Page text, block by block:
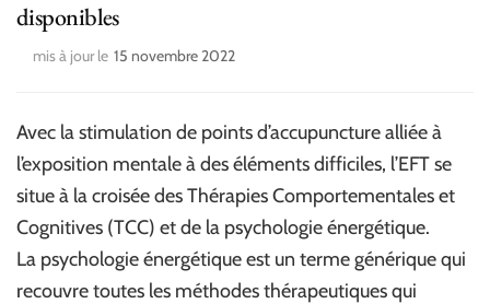
disponibles
mis à jour le 15 novembre 2022
Avec la stimulation de points d’accupuncture alliée à
l’exposition mentale à des éléments difficiles, l’EFT se
situe à la croisée des Thérapies Comportementales et
Cognitives (TCC) et de la psychologie énergétique.
La psychologie énergétique est un terme générique qui
recouvre toutes les méthodes thérapeutiques qui